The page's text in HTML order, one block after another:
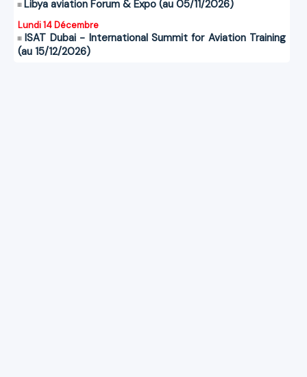
Libya aviation Forum & Expo (au 05/11/2026)
Lundi 14 Décembre
ISAT Dubai - International Summit for Aviation Training
(au 15/12/2026)